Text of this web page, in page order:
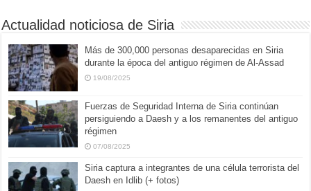
Actualidad noticiosa de Siria
Más de 300,000 personas desaparecidas en Siria
durante la época del antiguo régimen de Al-Assad
19/08/2025
Fuerzas de Seguridad Interna de Siria continúan
persiguiendo a Daesh y a los remanentes del antiguo
régimen
07/08/2025
Siria captura a integrantes de una célula terrorista del
Daesh en Idlib (+ fotos)